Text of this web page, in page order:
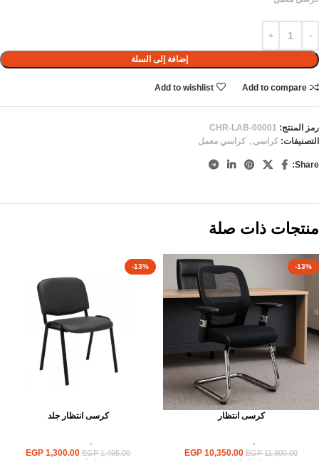
إضافة إلى السلة
Add to compare
Add to wishlist
رمز المنتج: CHR-LAB-00001
التصنيفات: كراسى , كراسي معمل
Share:
منتجات ذات صلة
-13%
كرسى انتظار
,
EGP11,900.00
EGP 10,350.00
-13%
كرسى انتظار جلد
,
EGP1,495.00
EGP 1,300.00